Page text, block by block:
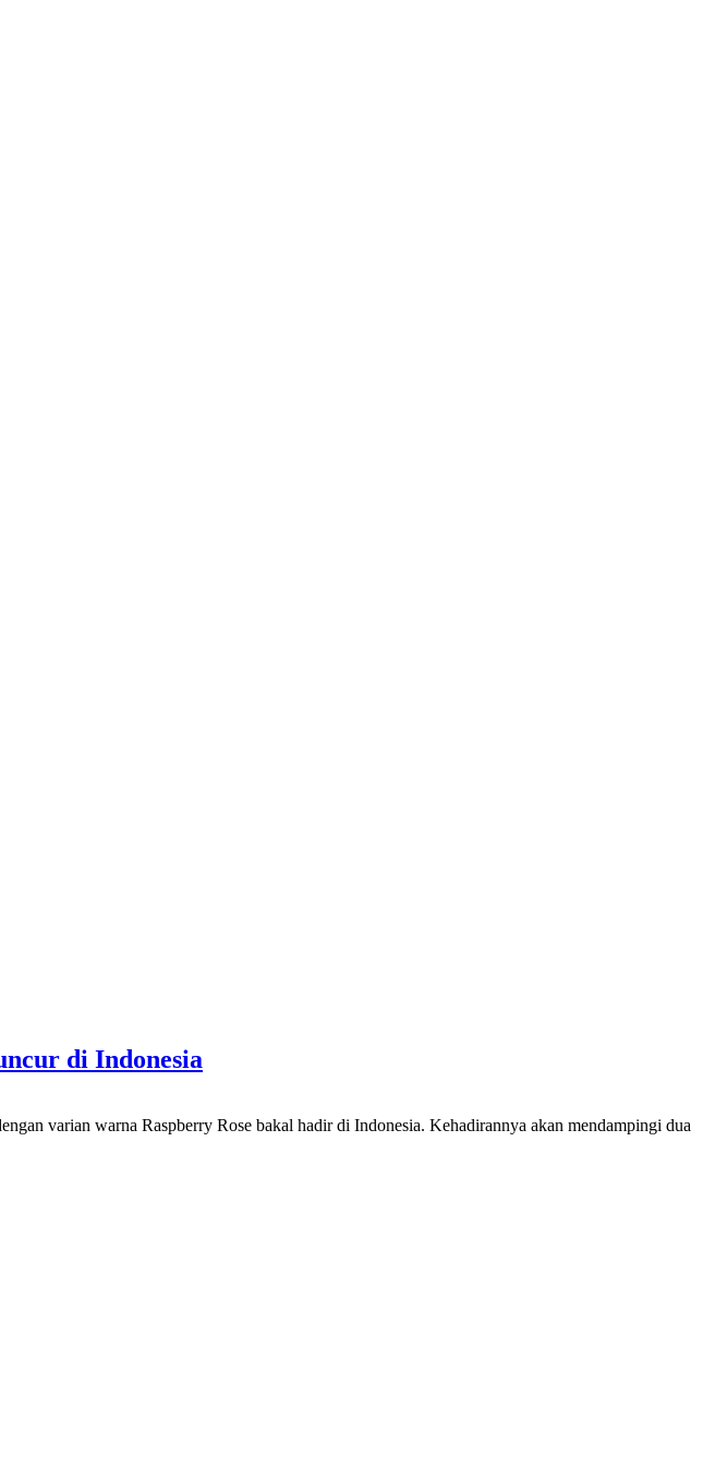
di Indonesia
varian warna Raspberry Rose bakal hadir di Indonesia. Kehadirannya akan mendampingi dua